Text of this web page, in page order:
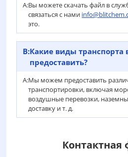
А:Вы можете скачать файл в
связаться с нами
это.
В:Какие виды
предоставить?
А:Мы можем предоставить
транспортировки, включая
воздушные перевозки,
доставку и т. д.
Контактная